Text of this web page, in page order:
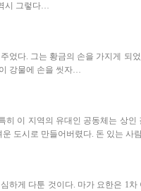
시 그렇다…
다. 그는 황금의 손을 가지게
강물에 손을 씻자…
이 지역의 유대인 공동체는 상
도시로 만들어버렸다. 돈 있는
하게 다툰 것이다. 마가 요한은